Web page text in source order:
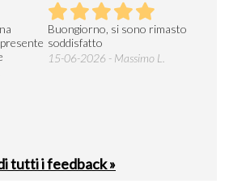
Buongiorno, si sono rimasto
soddisfatto
15-06-2026 - Massimo L.
tutti i feedback »